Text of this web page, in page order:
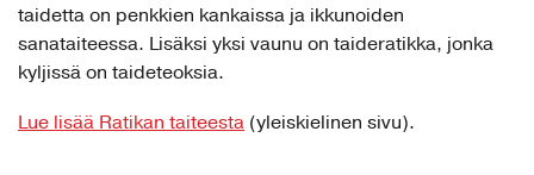
taidetta on penkkien kankaissa ja ikkunoiden
sanataiteessa. Lisäksi yksi vaunu on taideratikka, jonka
kyljissä on taideteoksia.
Lue lisää Ratikan taiteesta (yleiskielinen sivu).